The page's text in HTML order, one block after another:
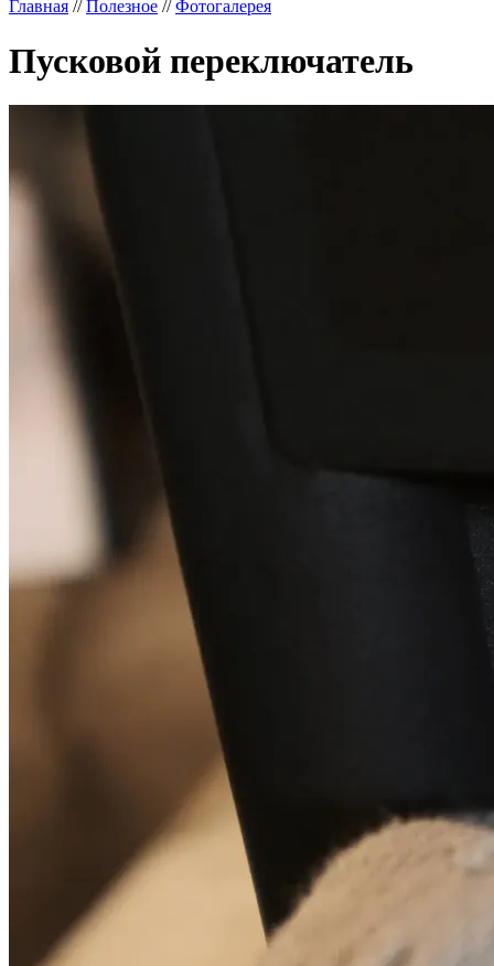
Главная //Полезное //Фотогалерея
Пусковой переключатель